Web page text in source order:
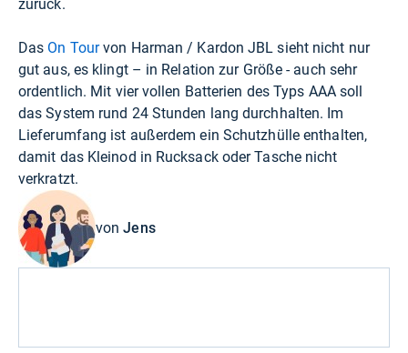
zurück.
Das On Tourvon Harman / Kardon JBL sieht nicht nur
gut aus, es klingt – in Relation zur Größe - auch sehr
ordentlich. Mit vier vollen Batterien des Typs AAA soll
das System rund 24 Stunden lang durchhalten. Im
Lieferumfang ist außerdem ein Schutzhülle enthalten,
damit das Kleinod in Rucksack oder Tasche nicht
verkratzt.
vonJens